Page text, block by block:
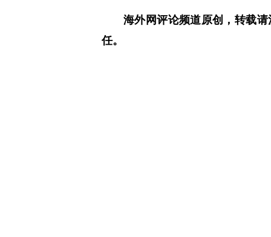
海外网评论频道原创，转载
任。